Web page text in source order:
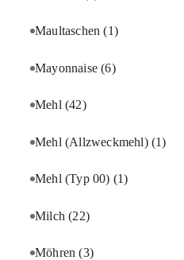
Maultaschen(1)
Mayonnaise(6)
Mehl (42)
Mehl (Allzweckmehl) (1)
Mehl (Typ 00) (1)
Milch(22)
Möhren(3)